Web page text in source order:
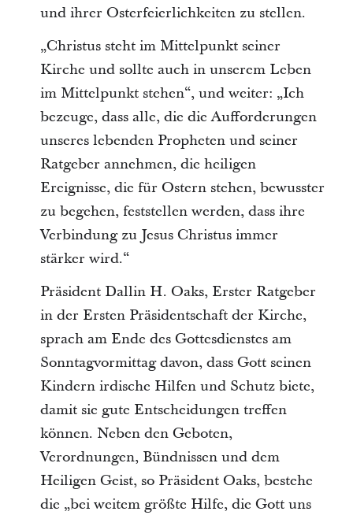
und ihrer Osterfeierlichkeiten zu stellen.
„Christus steht im Mittelpunkt seiner
Kirche und sollte auch in unserem Leben
im Mittelpunkt stehen“, und weiter: „Ich
bezeuge, dass alle, die die Aufforderungen
unseres lebenden Propheten und seiner
Ratgeber annehmen, die heiligen
Ereignisse, die für Ostern stehen, bewusster
zu begehen, feststellen werden, dass ihre
Verbindung zu Jesus Christus immer
stärker wird.“
Präsident Dallin H. Oaks, Erster Ratgeber
in der Ersten Präsidentschaft der Kirche,
sprach am Ende des Gottesdienstes am
Sonntagvormittag davon, dass Gott seinen
Kindern irdische Hilfen und Schutz biete,
damit sie gute Entscheidungen treffen
können. Neben den Geboten,
Verordnungen, Bündnissen und dem
Heiligen Geist, so Präsident Oaks, bestehe
die „bei weitem größte Hilfe, die Gott uns